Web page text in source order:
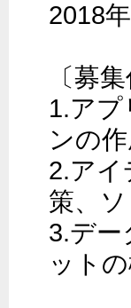
2018
〔募
1.ア
ンの
2.アイ
策、
3.デー